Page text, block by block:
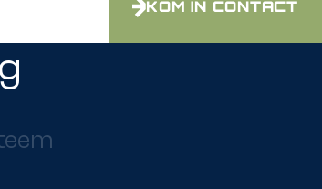
KOM IN CONTACT